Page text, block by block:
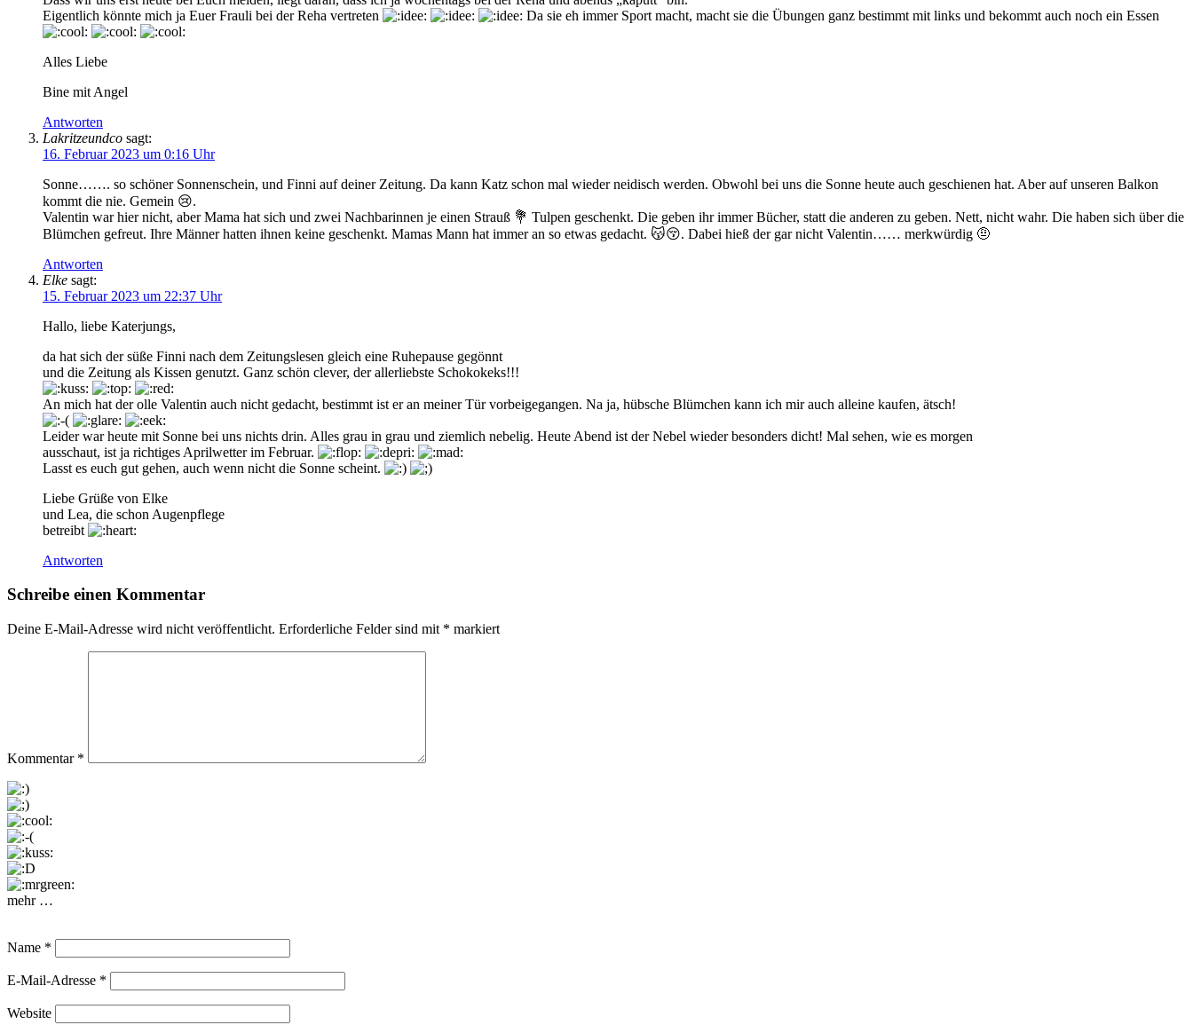
Eigentlich könnte mich ja Euer Frauli bei der Reha vertreten
Da sie eh immer Sport macht, macht sie die Übungen ganz bestimmt mit links und bekommt auch noch ein Essen
Alles Liebe
Bine mit Angel
Antworten
Lakritzeundco sagt:
16. Februar 2023 um 0:16 Uhr
Sonne……. so schöner Sonnenschein, und Finni auf deiner Zeitung. Da kann Katz schon mal wieder neidisch werden. Obwohl bei uns die Sonne heute auch geschienen hat. Aber auf unseren Balkon
kommt die nie. Gemein 😢.
Valentin war hier nicht, aber Mama hat sich und zwei Nachbarinnen je einen Strauß 💐 Tulpen geschenkt. Die geben ihr immer Bücher, statt die anderen zu geben. Nett, nicht wahr. Die haben sich über die
Blümchen gefreut. Ihre Männer hatten ihnen keine geschenkt. Mamas Mann hat immer an so etwas gedacht. 😽😚. Dabei hieß der gar nicht Valentin…… merkwürdig 🤨
Antworten
Elke sagt:
15. Februar 2023 um 22:37 Uhr
Hallo, liebe Katerjungs,
da hat sich der süße Finni nach dem Zeitungslesen gleich eine Ruhepause gegönnt
und die Zeitung als Kissen genutzt. Ganz schön clever, der allerliebste Schokokeks!!!
An mich hat der olle Valentin auch nicht gedacht, bestimmt ist er an meiner Tür vorbeigegangen. Na ja, hübsche Blümchen kann ich mir auch alleine kaufen, ätsch!
Leider war heute mit Sonne bei uns nichts drin. Alles grau in grau und ziemlich nebelig. Heute Abend ist der Nebel wieder besonders dicht! Mal sehen, wie es morgen
ausschaut, ist ja richtiges Aprilwetter im Februar.
Lasst es euch gut gehen, auch wenn nicht die Sonne scheint.
Liebe Grüße von Elke
und Lea, die schon Augenpflege
betreibt
Antworten
Schreibe einen Kommentar
Deine E-Mail-Adresse wird nicht veröffentlicht. Erforderliche Felder sind mit * markiert
Kommentar *
mehr …
Name *
E-Mail-Adresse *
Website